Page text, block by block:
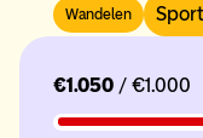
Wandelen
€1.050 / €1.000